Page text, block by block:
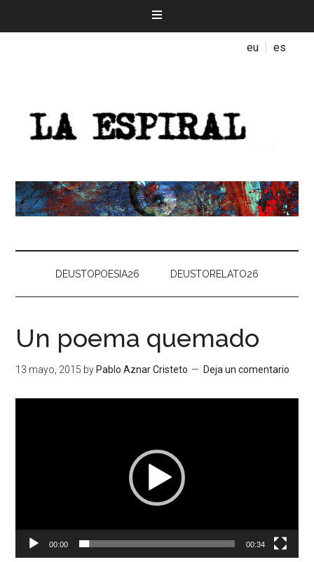
eu es
DEUSTOPOESIA26 DEUSTORELATO26
Un poema quemado
13 mayo, 2015 by Pablo Aznar Cristeto Deja un comentario
00:00 00:34